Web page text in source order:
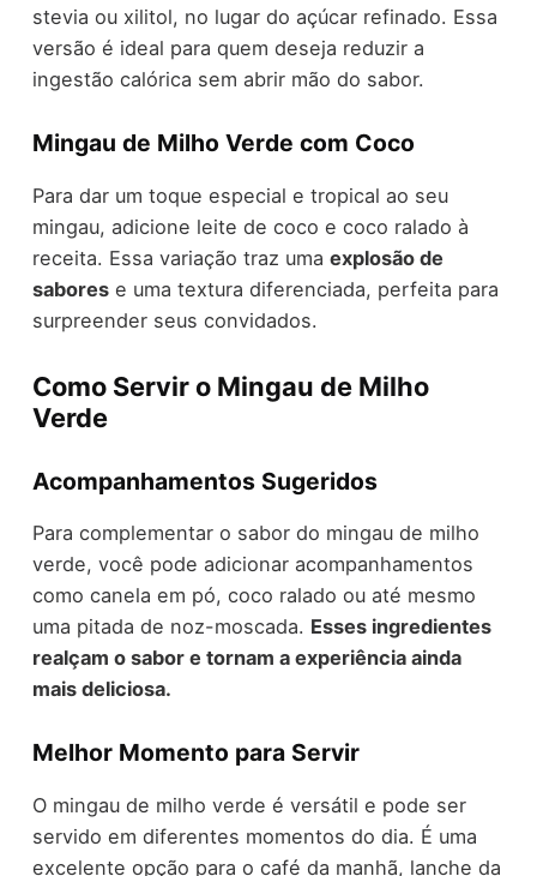
stevia ou xilitol, no lugar do açúcar refinado. Essa
versão é ideal para quem deseja reduzir a
ingestão calórica sem abrir mão do sabor.
Mingau de Milho Verde com Coco
Para dar um toque especial e tropical ao seu
mingau, adicione leite de coco e coco ralado à
receita. Essa variação traz uma explosão de
saborese uma textura diferenciada, perfeita para
surpreender seus convidados.
Como Servir o Mingau de Milho
Verde
Acompanhamentos Sugeridos
Para complementar o sabor do mingau de milho
verde, você pode adicionar acompanhamentos
como canela em pó, coco ralado ou até mesmo
uma pitada de noz-moscada. Esses ingredientes
realçam o sabor e tornam a experiência ainda
mais deliciosa.
Melhor Momento para Servir
O mingau de milho verde é versátil e pode ser
servido em diferentes momentos do dia. É uma
excelente opção para o café da manhã, lanche da